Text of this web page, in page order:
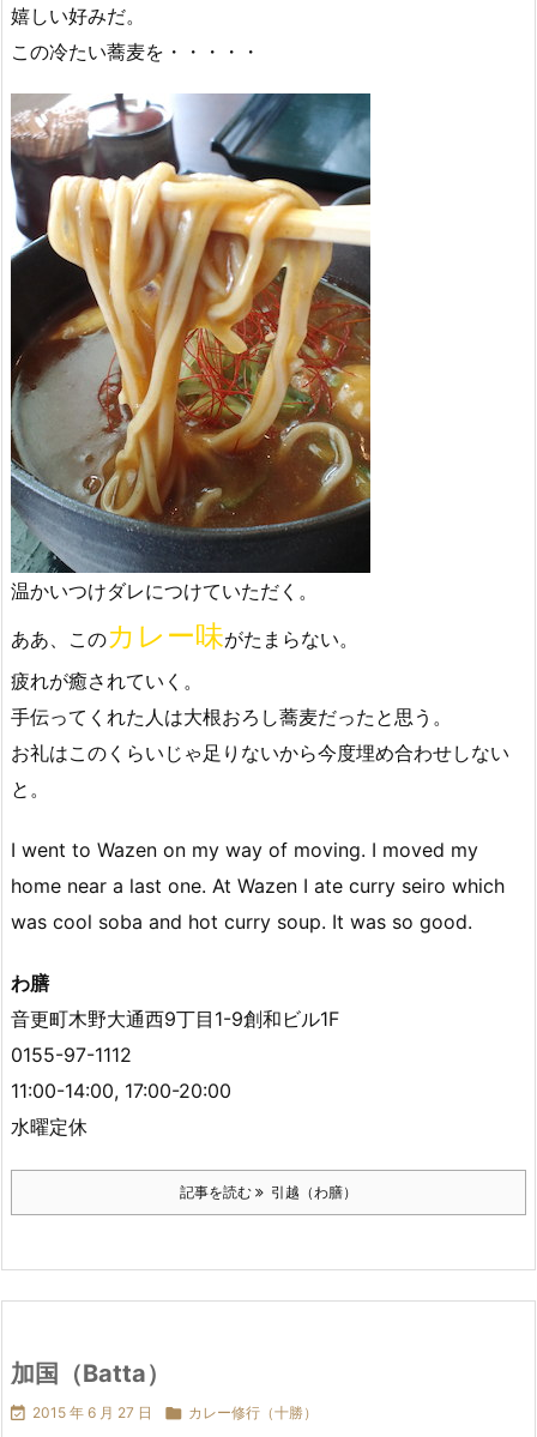
嬉しい好みだ。
この冷たい蕎麦を・・・・・
温かいつけダレにつけていただく。
ああ、このカレー味がたまらない。
疲れが癒されていく。
手伝ってくれた人は大根おろし蕎麦だったと思う。
お礼はこのくらいじゃ足りないから今度埋め合わせしない
と。
I went to Wazen on my way of moving. I moved my
home near a last one. At Wazen I ate curry seiro which
was cool soba and hot curry soup. It was so good.
わ膳
音更町木野大通西9丁目1-9創和ビル1F
0155-97-1112
11:00-14:00, 17:00-20:00
水曜定休
記事を読む 引越（わ膳）
加国（Batta）
 2015 年 6 月 27 日  カレー修行（十勝）